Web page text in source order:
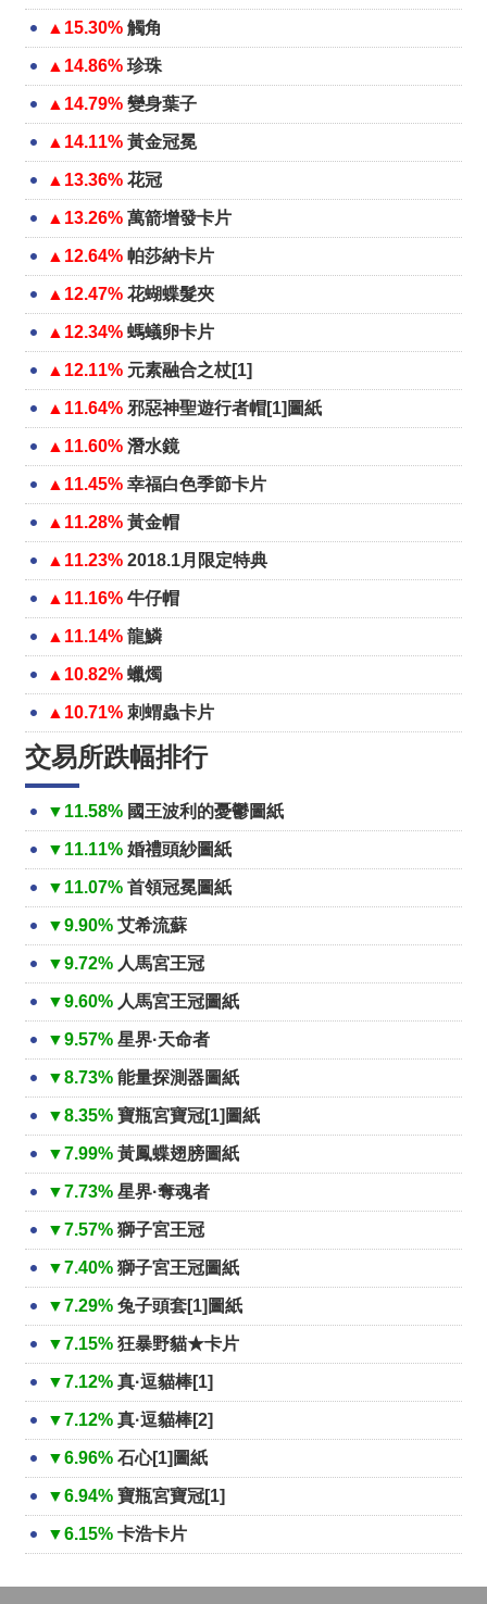
▲15.30% 觸角
▲14.86% 珍珠
▲14.79% 變身葉子
▲14.11% 黃金冠冕
▲13.36% 花冠
▲13.26% 萬箭增發卡片
▲12.64% 帕莎納卡片
▲12.47% 花蝴蝶髮夾
▲12.34% 螞蟻卵卡片
▲12.11% 元素融合之杖[1]
▲11.64% 邪惡神聖遊行者帽[1]圖紙
▲11.60% 潛水鏡
▲11.45% 幸福白色季節卡片
▲11.28% 黃金帽
▲11.23% 2018.1月限定特典
▲11.16% 牛仔帽
▲11.14% 龍鱗
▲10.82% 蠟燭
▲10.71% 刺蝟蟲卡片
交易所跌幅排行
▼11.58% 國王波利的憂鬱圖紙
▼11.11% 婚禮頭紗圖紙
▼11.07% 首領冠冕圖紙
▼9.90% 艾希流蘇
▼9.72% 人馬宮王冠
▼9.60% 人馬宮王冠圖紙
▼9.57% 星界·天命者
▼8.73% 能量探測器圖紙
▼8.35% 寶瓶宮寶冠[1]圖紙
▼7.99% 黃鳳蝶翅膀圖紙
▼7.73% 星界·奪魂者
▼7.57% 獅子宮王冠
▼7.40% 獅子宮王冠圖紙
▼7.29% 兔子頭套[1]圖紙
▼7.15% 狂暴野貓★卡片
▼7.12% 真·逗貓棒[1]
▼7.12% 真·逗貓棒[2]
▼6.96% 石心[1]圖紙
▼6.94% 寶瓶宮寶冠[1]
▼6.15% 卡浩卡片